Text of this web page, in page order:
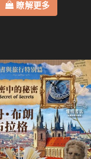
瞭解更多